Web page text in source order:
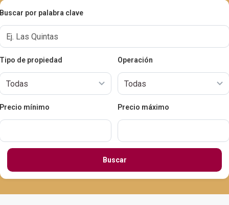
Buscar por palabra clave
Tipo de propiedad Operación
Precio mínimo Precio máximo
Buscar